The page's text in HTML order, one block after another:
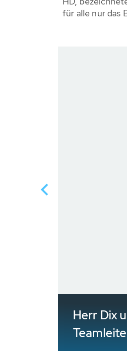
für alle nur das
Herr Dix